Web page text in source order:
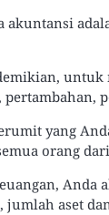
akuntansi
yang
orang
Anda
jumlah aset